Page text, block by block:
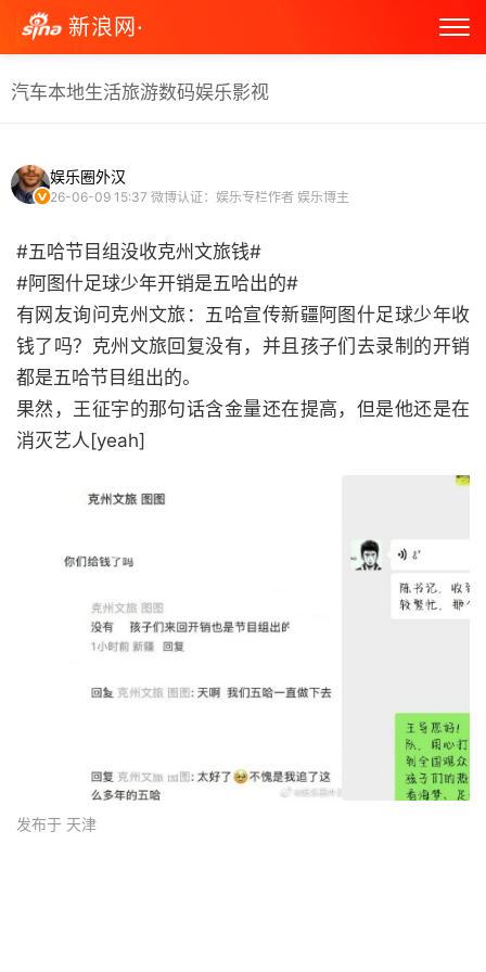
新浪网·
汽车本地生活旅游数码娱乐影视
娱乐圈外汉
26-06-09 15:37 微博认证：娱乐专栏作者 娱乐博主
#五哈节目组没收克州文旅钱#
#阿图什足球少年开销是五哈出的#
有网友询问克州文旅：五哈宣传新疆阿图什足球少年收
钱了吗？克州文旅回复没有，并且孩子们去录制的开销
都是五哈节目组出的。
果然，王征宇的那句话含金量还在提高，但是他还是在
消灭艺人[yeah] ​
发布于 天津